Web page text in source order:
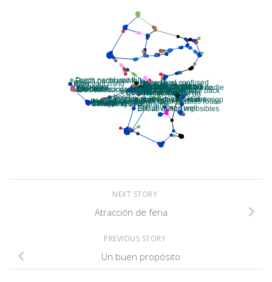
NEXT STORY
Atracción de feria
PREVIOUS STORY
Un buen propósito